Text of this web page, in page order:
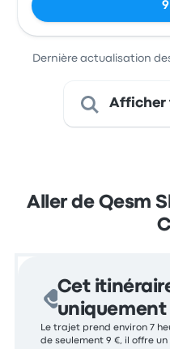
Dernière actualisation des
Afficher
Aller de Qesm
Cet
uniquement
Le trajet prend environ 7
de seulement 9 €, il offre